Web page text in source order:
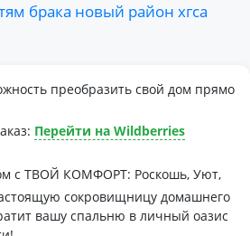
брака новый район хгса
преобразить свой дом прямо
Перейти на Wildberries
с ТВОЙ КОМФОРТ: Роскошь, Уют,
сокровищницу домашнего
вашу спальню в личный оазис